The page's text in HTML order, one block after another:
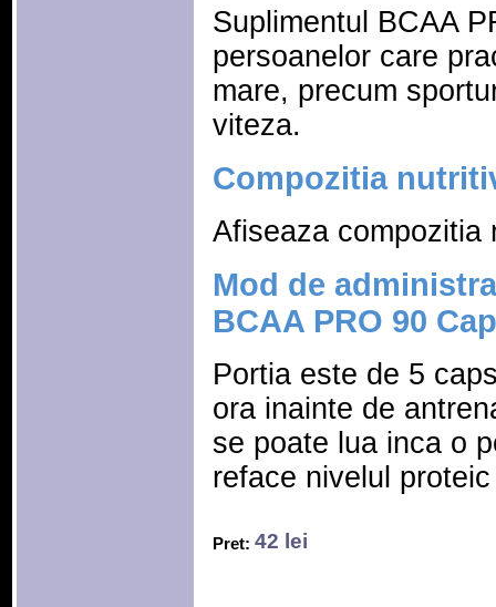
Suplimentul BCAA
persoanelor care
mare, precum
viteza.
Compozitia
Afiseaza compozitia
Mod de
BCAA PRO 90
Portia este de 5
ora inainte de
se poate lua inca o
reface nivelul
Pret: 42 lei